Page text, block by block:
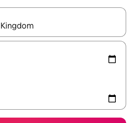
estiverem disponíveis, explore-os